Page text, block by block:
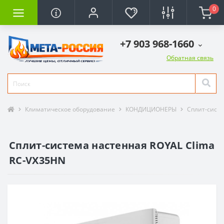
0
+7 903 968-1660
Обратная связь
Климатическое оборудование КОНДИЦИОНЕРЫ Сплит-
Сплит-система настенная ROYAL Clima
RC-VX35HN